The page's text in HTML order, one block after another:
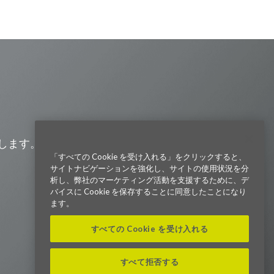
す。また、会社の最新ニュー
東京本社 〒104-0033 東京都中央区
新川1-21-2 茅場町タワー13F/16F
Phone (03) 5931 2953
大阪市中央区今橋2−5−8
トレードピア淀屋橋18F
「すべての Cookie を受け入れる」をクリックすると、
サイトナビゲーションを強化し、サイトの使用状況を分
析し、弊社のマーケティング活動を支援するために、デ
バイスに Cookie を保存することに同意したことになり
ます。
すべての Cookie を受け入れる
すべて拒否する